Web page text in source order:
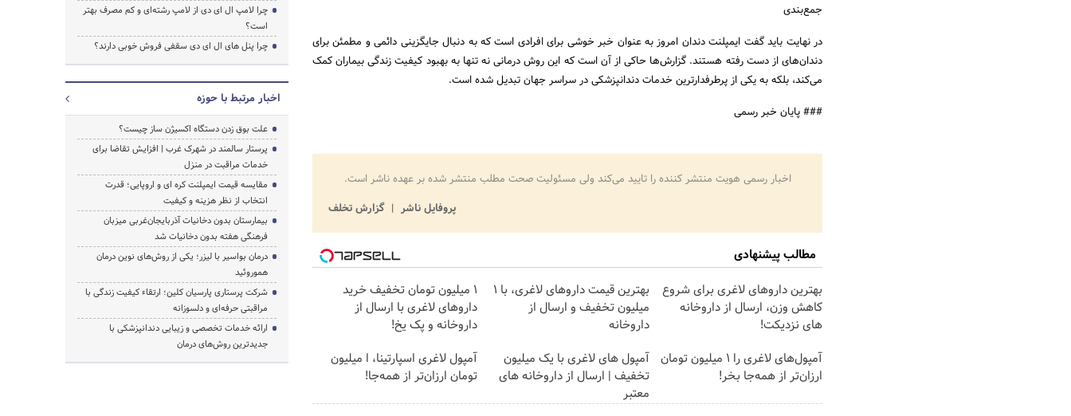
جمع‌بندی
در نهایت باید گفت ایمپلنت دندان امروز به عنوان خبر خوشی برای افرادی است که به دنبال جایگزینی دائمی و مطمئن برای
دندان‌های از دست رفته هستند. گزارش‌ها حاکی از آن است که این روش درمانی نه تنها به بهبود کیفیت زندگی بیماران کمک
می‌کند، بلکه به یکی از پرطرفدارترین خدمات دندانپزشکی در سراسر جهان تبدیل شده است.
### پایان خبر رسمی
اخبار رسمی هویت منتشر کننده را تایید می‌کند ولی مسئولیت صحت مطلب منتشر شده بر عهده ناشر است.
پروفایل ناشر
گزارش تخلف
مطالب پیشنهادی
بهترین داروهای لاغری برای شروع
کاهش وزن، ارسال از داروخانه
های نزدیکت!
بهترین قیمت داروهای لاغری، با ۱
میلیون تخفیف و ارسال از
داروخانه‌
1 میلیون تومان تخفیف خرید
داروهای لاغری با ارسال از
داروخانه و پک یخ!
آمپول‌های لاغری را ۱ میلیون تومان
ارزان‌تر از همه‌جا بخر!
آمپول های لاغری با یک میلیون
تخفیف | ارسال از داروخانه های
معتبر
آمپول لاغری اسپارتینا، ا میلیون
تومان ارزان‌تر از همه‌جا!
چرا لامپ ال ای دی از لامپ رشته‌ای و کم مصرف بهتر
است؟
چرا پنل های ال ای دی سقفی فروش خوبی دارند؟
اخبار مرتبط با حوزه
علت بوق زدن دستگاه اکسیژن ساز چیست؟
پرستار سالمند در شهرک غرب | افزایش تقاضا برای
خدمات مراقبت در منزل
مقایسه قیمت ایمپلنت کره ای و اروپایی؛ قدرت
انتخاب از نظر هزینه و کیفیت
بیمارستان بدون دخانیات آذربایجان‌غربی میزبان
فرهنگی هفته بدون دخانیات شد
درمان بواسیر با لیزر؛ یکی از روش‌های نوین درمان
هموروئید
شرکت پرستاری پارسیان کلین؛ ارتقاء کیفیت زندگی با
مراقبتی حرفه‌ای و دلسوزانه
ارائه خدمات تخصصی و زیبایی دندانپزشکی با
جدیدترین روش‌های درمان